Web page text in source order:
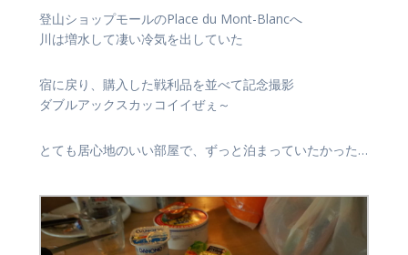
登山ショップモールのPlace du Mont-Blancへ
川は増水して凄い冷気を出していた
宿に戻り、購入した戦利品を並べて記念撮影
ダブルアックスカッコイイぜぇ～
とても居心地のいい部屋で、ずっと泊まっていたかった…